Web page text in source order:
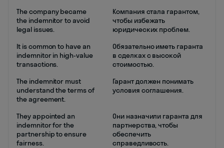
The company became
the indemnitor to avoid
legal issues.
Компания стала гарантом,
чтобы избежать
юридических проблем.
It is common to have an
indemnitor in high-value
transactions.
Обязательно иметь гаранта
в сделках с высокой
стоимостью.
The indemnitor must
understand the terms of
the agreement.
Гарант должен понимать
условия соглашения.
They appointed an
indemnitor for the
partnership to ensure
fairness.
Они назначили гаранта для
партнерства, чтобы
обеспечить
справедливость.